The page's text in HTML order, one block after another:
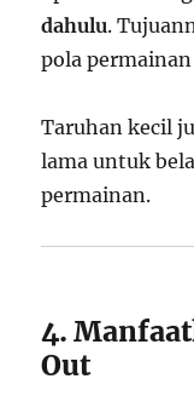
dahulu.
pola
Taruhan kecil
lama untuk
permainan.
4.
Out